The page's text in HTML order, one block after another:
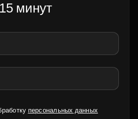
15 минут
персональных данных